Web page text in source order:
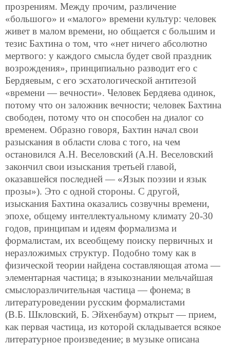
прозрениям. Между прочим, различение
«большого» и «малого» времени культур: человек
живет в малом времени, но общается с большим и
тезис Бахтина о том, что «нет ничего абсолютно
мертвого: у каждого смысла будет свой праздник
возрождения», принципиально разводит его с
Бердяевым, с его эсхатологической антитезой
«времени — вечности». Человек Бердяева одинок,
потому что он заложник вечности; человек Бахтина
свободен, потому что он способен на диалог со
временем. Образно говоря, Бахтин начал свои
разыскания в области слова с того, на чем
остановился А.Н. Веселовский (А.Н. Веселовский
закончил свои изыскания третьей главой,
оказавшейся последней — «Язык поэзии и язык
прозы»). Это с одной стороны. С другой,
изыскания Бахтина оказались созвучны времени,
эпохе, общему интеллектуальному климату 20-30
годов, принципам и идеям формализма и
формалистам, их всеобщему поиску первичных и
неразложимых структур. Подобно тому как в
физической теории найдена составляющая атома —
элементарная частица; в языкознании мельчайшая
смыслоразличительная частица — фонема; в
литературоведении русским формалистами
(В.Б. Шкловский, Б. Эйхенбаум) открыт — прием,
как первая частица, из которой складывается всякое
литературное произведение; в музыке описана